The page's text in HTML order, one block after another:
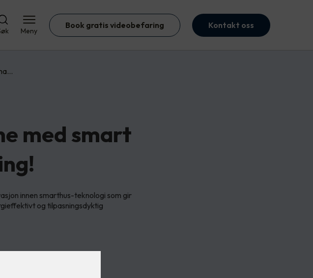
Meny
Book gratis videobefaring Kontakt oss
med smart
innen smarthus-teknologi som gir
og tilpasningsdyktig